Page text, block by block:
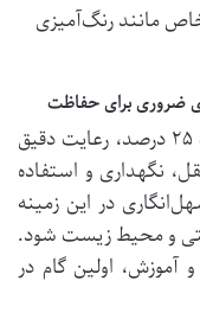
مانند رنگ‌آمیزی
با توجه به قدرت شیمیایی بالای آمونیاک ۲۵ درصد، رعایت دقیق
نگهداری و استفاده
در این زمینه
و محیط زیست شود.
اولین گام در